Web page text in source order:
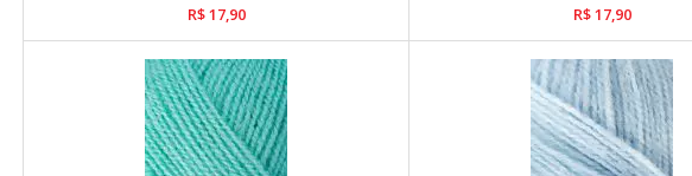
R$ 17,90
R$ 17,90